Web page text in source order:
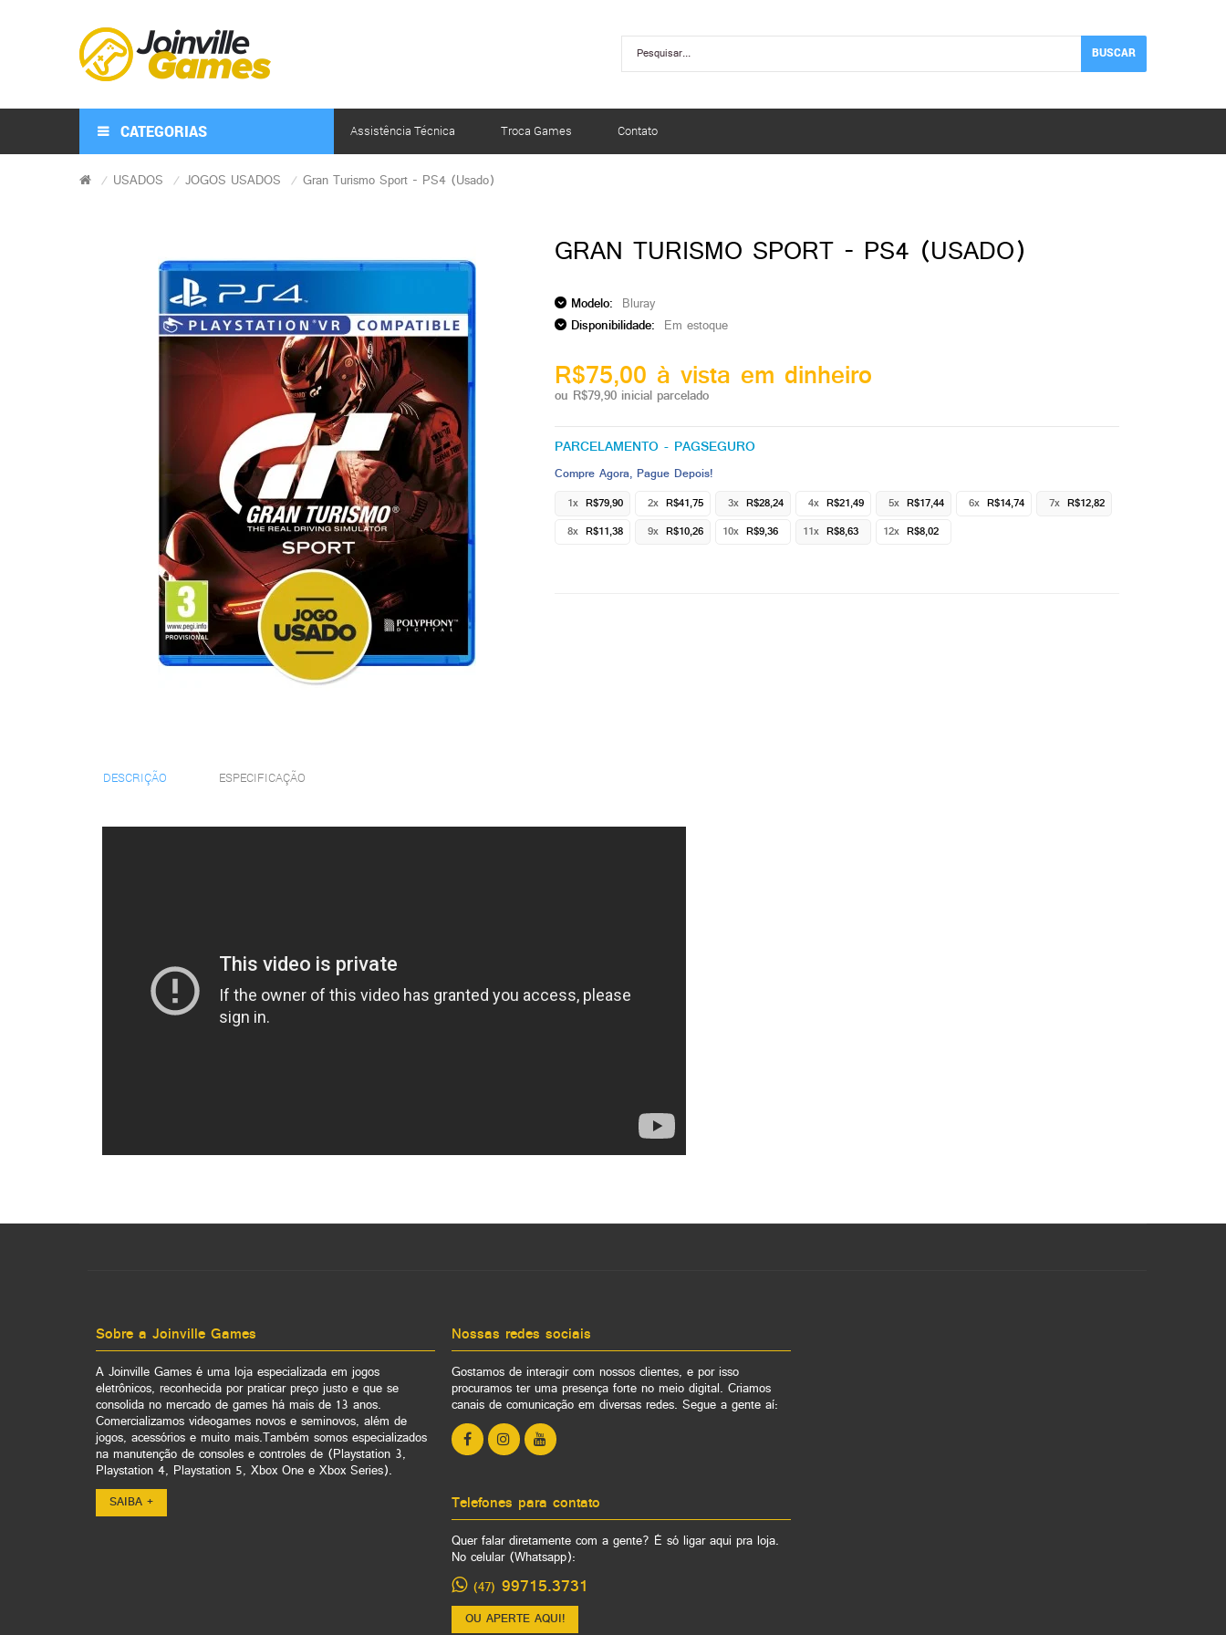
BUSCAR
CATEGORIAS Assistência Técnica Troca Games Contato
USADOS JOGOS USADOS Gran Turismo Sport - PS4 (Usado)
GRAN TURISMO SPORT - PS4 (USADO)
Modelo: Bluray
Disponibilidade: Em estoque
R$75,00 à vista em dinheiro
ou R$79,90 inicial parcelado
PARCELAMENTO - PAGSEGURO
Compre Agora, Pague Depois!
1x R$79,90 2x R$41,75 3x R$28,24 4x R$21,49 5x R$17,44 6x R$14,74 7x R$12,82
8x R$11,38 9x R$10,26 10x R$9,36 11x R$8,63 12x R$8,02
DESCRIÇÃO ESPECIFICAÇÃO
Sobre a Joinville Games
A Joinville Games é uma loja especializada em jogos
eletrônicos, reconhecida por praticar preço justo e que se
consolida no mercado de games há mais de 13 anos.
Comercializamos videogames novos e seminovos, além de
jogos, acessórios e muito mais.Também somos especializados
na manutenção de consoles e controles de (Playstation 3,
Playstation 4, Playstation 5, Xbox One e Xbox Series).
SAIBA +
Nossas redes sociais
Gostamos de interagir com nossos clientes, e por isso
procuramos ter uma presença forte no meio digital. Criamos
canais de comunicação em diversas redes. Segue a gente aí:
Telefones para contato
Quer falar diretamente com a gente? É só ligar aqui pra loja.
No celular (Whatsapp):
(47) 99715.3731
OU APERTE AQUI!